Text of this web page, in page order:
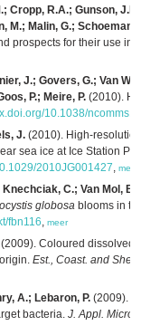
Cropp, R.A.; Gunson,
M.; Malin, G.;
prospects for their use in
J.; Govers, G.; Van
P.; Meire, P. (2010).
10.1038/
J. (2010). High-
sea ice at Ice Station
2010JG001427, meer
C.; Van Mol,
globosa blooms in
fbn116, meer
(2009). Coloured dissolved
Est., Coast. and Shelf
A.; Lebaron, P. (2009).
bacteria. J. Appl.